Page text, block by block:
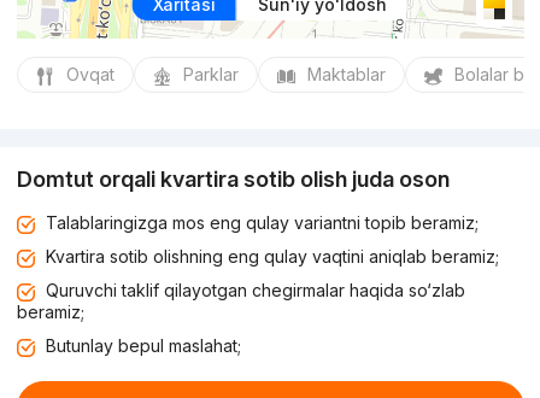
Xaritasi Sun'iy yo'ldosh
Ovqat Parklar Maktablar Bolalar
Domtut orqali kvartira sotib olish juda oson
Talablaringizga mos eng qulay variantni topib beramiz;
Kvartira sotib olishning eng qulay vaqtini aniqlab beramiz;
Quruvchi taklif qilayotgan chegirmalar haqida so‘zlab
beramiz;
Butunlay bepul maslahat;